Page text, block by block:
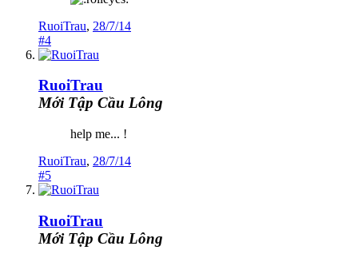
RuoiTrau, 28/7/14
#4
RuoiTrau
Mới Tập Cầu Lông
help me... !
RuoiTrau, 28/7/14
#5
RuoiTrau
Mới Tập Cầu Lông